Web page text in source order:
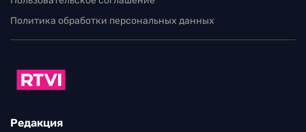
Политика обработки персональных данных
Редакция